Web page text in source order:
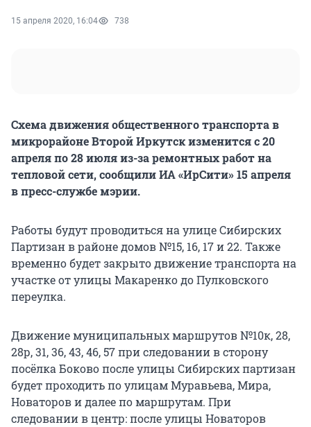
15 апреля 2020, 16:04 738
Схема движения общественного транспорта в
микрорайоне Второй Иркутск изменится с 20
апреля по 28 июля из-за ремонтных работ на
тепловой сети, сообщили ИА «ИрСити» 15 апреля
в пресс-службе мэрии.
Работы будут проводиться на улице Сибирских
Партизан в районе домов №15, 16, 17 и 22. Также
временно будет закрыто движение транспорта на
участке от улицы Макаренко до Пулковского
переулка.
Движение муниципальных маршрутов №10к, 28,
28р, 31, 36, 43, 46, 57 при следовании в сторону
посёлка Боково после улицы Сибирских партизан
будет проходить по улицам Муравьева, Мира,
Новаторов и далее по маршрутам. При
следовании в центр: после улицы Новаторов